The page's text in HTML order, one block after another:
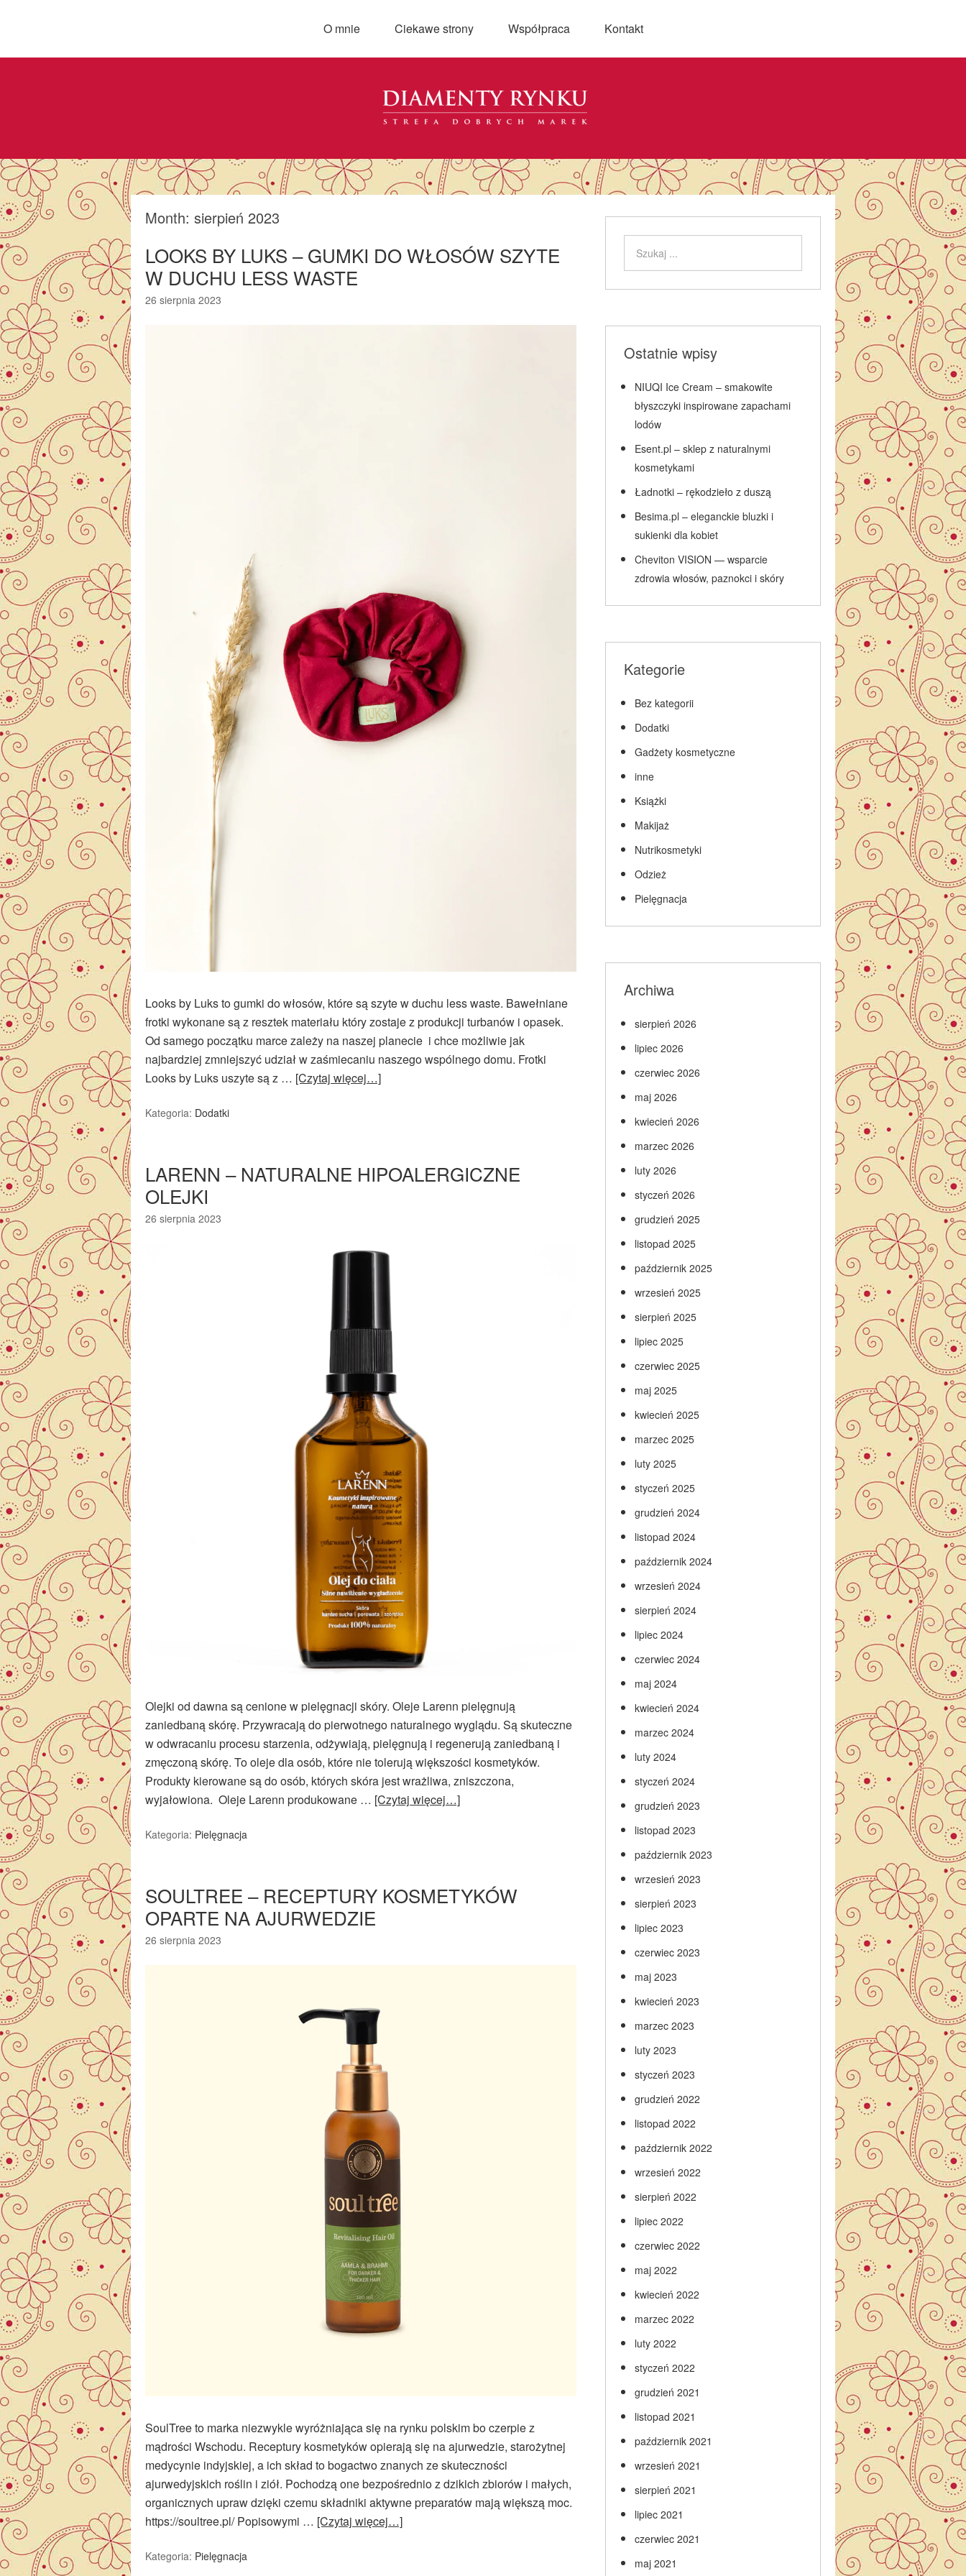
O mnie Ciekawe strony Współpraca Kontakt
Month: sierpień 2023
LOOKS BY LUKS – GUMKI DO WŁOSÓW SZYTE
W DUCHU LESS WASTE
26 sierpnia 2023
Looks by Luks to gumki do włosów, które są szyte w duchu less waste. Bawełniane
frotki wykonane są z resztek materiału który zostaje z produkcji turbanów i opasek.
Od samego początku marce zależy na naszej planecie i chce możliwie jak
najbardziej zmniejszyć udział w zaśmiecaniu naszego wspólnego domu. Frotki
Looks by Luks uszyte są z … [Czytaj więcej…]
Kategoria: Dodatki
LARENN – NATURALNE HIPOALERGICZNE
OLEJKI
26 sierpnia 2023
Olejki od dawna są cenione w pielęgnacji skóry. Oleje Larenn pielęgnują
zaniedbaną skórę. Przywracają do pierwotnego naturalnego wyglądu. Są skuteczne
w odwracaniu procesu starzenia, odżywiają, pielęgnują i regenerują zaniedbaną i
zmęczoną skórę. To oleje dla osób, które nie tolerują większości kosmetyków.
Produkty kierowane są do osób, których skóra jest wrażliwa, zniszczona,
wyjałowiona. Oleje Larenn produkowane … [Czytaj więcej…]
Kategoria: Pielęgnacja
SOULTREE – RECEPTURY KOSMETYKÓW
OPARTE NA AJURWEDZIE
26 sierpnia 2023
SoulTree to marka niezwykle wyróżniająca się na rynku polskim bo czerpie z
mądrości Wschodu. Receptury kosmetyków opierają się na ajurwedzie, starożytnej
medycynie indyjskiej, a ich skład to bogactwo znanych ze skuteczności
ajurwedyjskich roślin i ziół. Pochodzą one bezpośrednio z dzikich zbiorów i małych,
organicznych upraw dzięki czemu składniki aktywne preparatów mają większą moc.
https://soultree.pl/ Popisowymi … [Czytaj więcej…]
Kategoria: Pielęgnacja
Ostatnie wpisy
NIUQI Ice Cream – smakowite
błyszczyki inspirowane zapachami
lodów
Esent.pl – sklep z naturalnymi
kosmetykami
Ładnotki – rękodzieło z duszą
Besima.pl – eleganckie bluzki i
sukienki dla kobiet
Cheviton VISION — wsparcie
zdrowia włosów, paznokci i skóry
Kategorie
Bez kategorii
Dodatki
Gadżety kosmetyczne
inne
Książki
Makijaż
Nutrikosmetyki
Odzież
Pielęgnacja
Archiwa
sierpień 2026
lipiec 2026
czerwiec 2026
maj 2026
kwiecień 2026
marzec 2026
luty 2026
styczeń 2026
grudzień 2025
listopad 2025
październik 2025
wrzesień 2025
sierpień 2025
lipiec 2025
czerwiec 2025
maj 2025
kwiecień 2025
marzec 2025
luty 2025
styczeń 2025
grudzień 2024
listopad 2024
październik 2024
wrzesień 2024
sierpień 2024
lipiec 2024
czerwiec 2024
maj 2024
kwiecień 2024
marzec 2024
luty 2024
styczeń 2024
grudzień 2023
listopad 2023
październik 2023
wrzesień 2023
sierpień 2023
lipiec 2023
czerwiec 2023
maj 2023
kwiecień 2023
marzec 2023
luty 2023
styczeń 2023
grudzień 2022
listopad 2022
październik 2022
wrzesień 2022
sierpień 2022
lipiec 2022
czerwiec 2022
maj 2022
kwiecień 2022
marzec 2022
luty 2022
styczeń 2022
grudzień 2021
listopad 2021
październik 2021
wrzesień 2021
sierpień 2021
lipiec 2021
czerwiec 2021
maj 2021